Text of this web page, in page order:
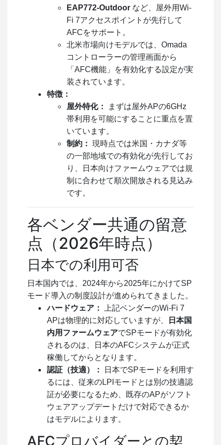
EAP772-Outdoor など、屋外用Wi-
Fi 7アクセスポイントが先行して
AFCをサポート。
北米市場向けモデルでは、Omada
コントローラーの管理画面から
「AFC機能」を有効化する設定が実
装されています。
特徴：
屋外特化：
まずは屋外APの6GHz
帯利用を可能にすることに重点を置
いています。
制約： 現時点では米国・カナダ等
の一部地域での有効化が先行してお
り、日本向けファームウェアでは規
制に合わせて順次開放される見込み
です。
各ベンダー共通の留意
点（2026年時点）
日本での利用可否
日本国内では、2024年から2025年にかけてSP
モード導入の制度設計が進められてきました。
ハードウェア：
上記ベンダーのWi-Fi 7
APは物理的に対応していますが、
日本国
内用ファームウェアでSPモードが有効化
されるのは、日本のAFCシステムが正式
稼働してからとなります。
認証（技適）：
日本でSPモードを利用す
るには、従来のLPIモードとは別の技適認
証が必要になるため、既存のAPがソフト
ウェアアップデートだけで対応できるか
はモデルによります。
AFCプロバイダーとの契